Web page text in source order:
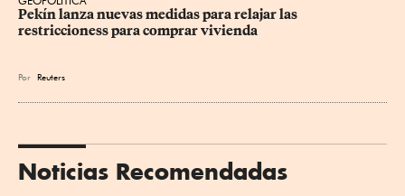
Pekín lanza nuevas medidas para relajar ⁠las
restriccioness para comprar vivienda
Por Reuters
Noticias Recomendadas